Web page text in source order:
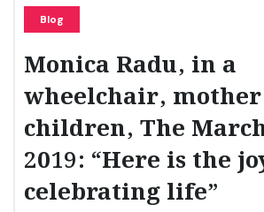
Blog
Monica Radu, in a
wheelchair,
children, The
2019: “Here is the
celebrating life”